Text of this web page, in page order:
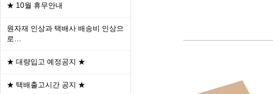
★ 10월 휴무안내
원자재 인상과 택배사 배송비 인상으
로…
★ 대량입고 예정공지 ★
★ 택배출고시간 공지 ★